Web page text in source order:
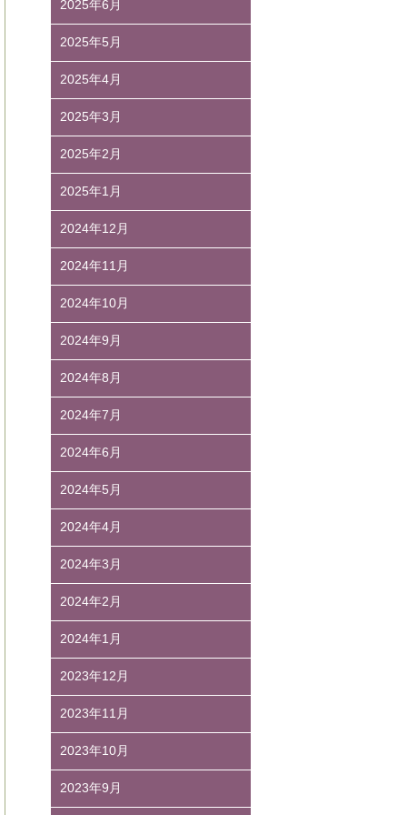
2025年6月
2025年5月
2025年4月
2025年3月
2025年2月
2025年1月
2024年12月
2024年11月
2024年10月
2024年9月
2024年8月
2024年7月
2024年6月
2024年5月
2024年4月
2024年3月
2024年2月
2024年1月
2023年12月
2023年11月
2023年10月
2023年9月